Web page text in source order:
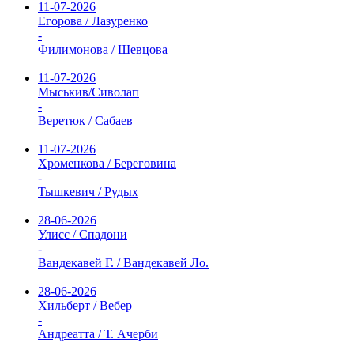
11-07-2026
Егорова / Лазуренко
-
Филимонова / Шевцова
11-07-2026
Мыськив/Сиволап
-
Веретюк / Сабаев
11-07-2026
Хроменкова / Береговина
-
Тышкевич / Рудых
28-06-2026
Улисс / Спадони
-
Вандекавей Г. / Вандекавей Ло.
28-06-2026
Хильберт / Вебер
-
Андреатта / Т. Ачерби